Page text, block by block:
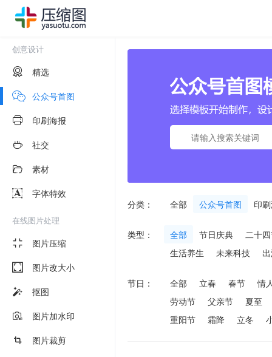
创意设计
精选
公众号首图
印刷海报
社交
素材
字体特效
在线图片处理
图片压缩
图片改大小
抠图
图片加水印
图片裁剪
分类： 全部 公众号首图 印
类型： 全部 节日庆典
二十
生活养生
未来科技
节日： 全部 立春 春节
情
劳动节
父亲节
夏至
重阳节
霜降 立冬